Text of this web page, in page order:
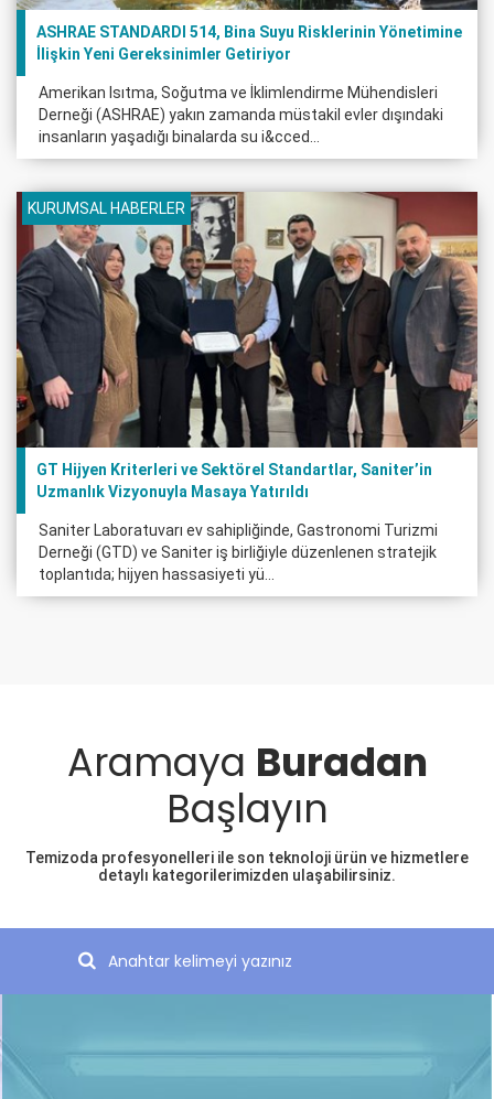
ASHRAE STANDARDI 514, Bina Suyu Risklerinin Yönetimine
İlişkin Yeni Gereksinimler Getiriyor
Amerikan Isıtma, Soğutma ve İklimlendirme Mühendisleri
Derneği (ASHRAE) yakın zamanda müstakil evler dışındaki
insanların yaşadığı binalarda su i&cced...
KURUMSAL HABERLER
GT Hijyen Kriterleri ve Sektörel Standartlar, Saniter’in
Uzmanlık Vizyonuyla Masaya Yatırıldı
Saniter Laboratuvarı ev sahipliğinde, Gastronomi Turizmi
Derneği (GTD) ve Saniter iş birliğiyle düzenlenen stratejik
toplantıda; hijyen hassasiyeti yü...
Aramaya Buradan
Başlayın
Temizoda profesyonelleri ile son teknoloji ürün ve hizmetlere
detaylı kategorilerimizden ulaşabilirsiniz.